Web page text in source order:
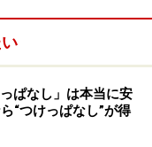
場所の支店では、
まり高値で買い取
ゃ買い取らないよう
流行遅れのデザイ
笑）
ぱなし」は本当に安
“つけっぱなし”が得